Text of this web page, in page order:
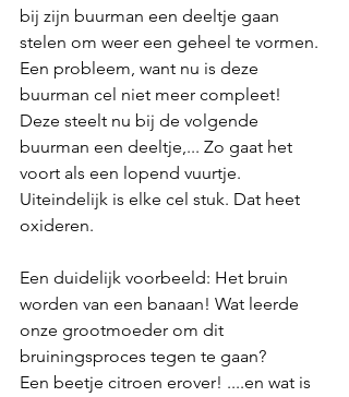
bij zijn buurman een deeltje gaan
stelen om weer een geheel te vormen.
Een probleem, want nu is deze
buurman cel niet meer compleet!
Deze steelt nu bij de volgende
buurman een deeltje,... Zo gaat het
voort als een lopend vuurtje.
Uiteindelijk is elke cel stuk. Dat heet
oxideren.
Een duidelijk voorbeeld: Het bruin
worden van een banaan! Wat leerde
onze grootmoeder om dit
bruiningsproces tegen te gaan?
Een beetje citroen erover! ....en wat is